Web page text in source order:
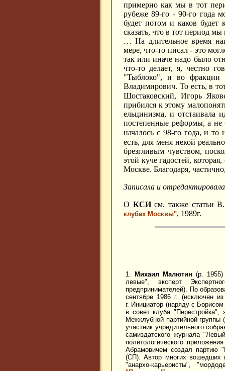
примерно как мы в тот
рубеже 89-го - 90-го года
будет потом и каков будет
сказать, что в тот период
… На длительное время
мере, что-то писал - это
так или иначе надо было
что-то делает, я, честно
"Тыблоко", и во фракции
Владимирович. То есть, в
Шостаковский, Игорь
прибился к этому
ельцинизма, и отстаивала
постепенные реформы, а
началось с 98-го года, и то
есть, для меня некой
брезгливым чувством,
этой куче гадостей,
Москве. Благодаря,
Записала и
О КСИсм. также статьи
клубах Москвы", 1989г.
1. Михаил Малютин (р.
левые", эксперт
предпринимателей). По
сентябре 1986 г. (исключен
г. Инициатор (наряду с
в совет клуба "Перестройка",
Межклубной партийной
участник учредительного
самиздатского журнала
политологического
Абрамовичем создал партию
(СП). Автор многих вошедших в
"анархо-карьеристы",